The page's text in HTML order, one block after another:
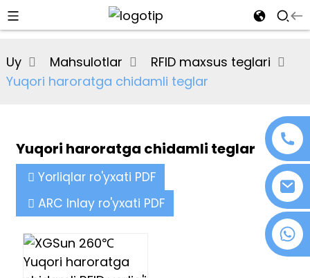
Uy Mahsulotlar
RFID maxsus teglari
Yuqori haroratga chidamli teglar
Yuqori haroratga chidamli teglar
Yorliqlar ro'yxati PDF
ARC Inlay ro'yxati PDF